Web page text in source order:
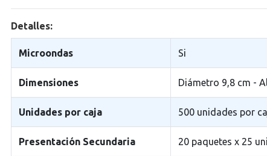
Detalles:
Microondas Si
Dimensiones Diámetro 9,8 cm -
Unidades por caja 500 unidades por
Presentación Secundaria 20 paquetes x 25